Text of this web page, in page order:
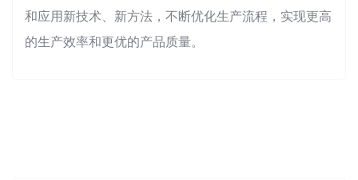
和应用新技术、新方法，不断优化生产流程，实现更高
的生产效率和更优的产品质量。